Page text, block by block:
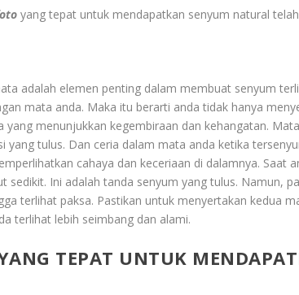
yang tepat untuk mendapatkan senyum natural
adalah elemen penting dalam membuat senyum
mata anda. Maka itu berarti anda tidak hanya
yang menunjukkan kegembiraan dan kehangatan.
yang tulus. Dan ceria dalam mata anda ketika
cahaya dan keceriaan di dalamnya. Saat
sedikit. Ini adalah tanda senyum yang tulus. Namun,
terlihat paksa. Pastikan untuk menyertakan kedua
terlihat lebih seimbang dan alami.
TEPAT UNTUK